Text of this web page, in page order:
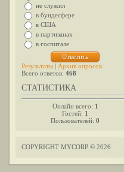
не служил
в бундесфере
в США
в партизанах
в госпитале
Результаты | Архив опросов
Всего ответов: 468
СТАТИСТИКА
Онлайн всего: 1
Гостей: 1
Пользователей: 0
COPYRIGHT MYCORP © 2026